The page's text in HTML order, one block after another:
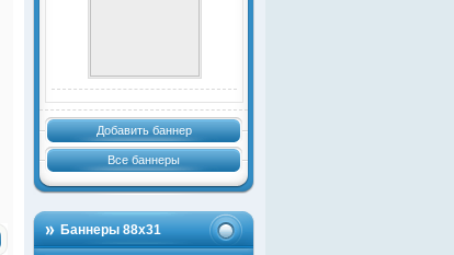
Добавить баннер
Все баннеры
Баннеры 88х31